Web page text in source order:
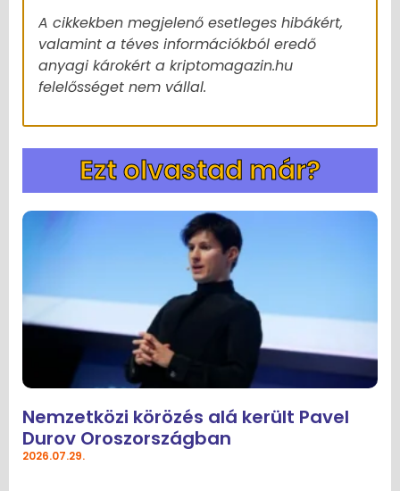
A cikkekben megjelenő esetleges hibákért,
valamint a téves információkból eredő
anyagi károkért a kriptomagazin.hu
felelősséget nem vállal.
Ezt olvastad már?
Nemzetközi körözés alá került Pavel
Durov Oroszországban
2026.07.29.